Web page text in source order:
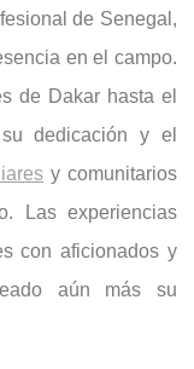
de Senegal,
en el campo.
de Dakar hasta el
dedicación y el
y comunitarios
Las experiencias
con aficionados y
aún más su